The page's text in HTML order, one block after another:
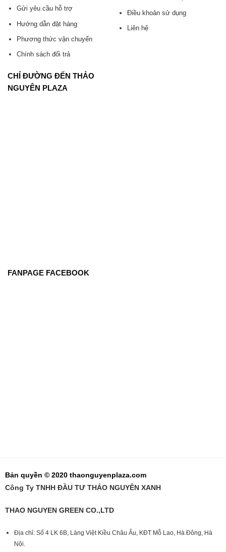
Gửi yêu cầu hỗ trợ
Hướng dẫn đặt hàng
Phương thức vận chuyển
Chính sách đổi trả
Điều khoản sử dụng
Liên hệ
CHỈ ĐƯỜNG ĐẾN THẢO
NGUYÊN PLAZA
FANPAGE FACEBOOK
Bản quyền © 2020 thaonguyenplaza.com
Công Ty TNHH ĐẦU TƯ THẢO NGUYÊN XANH
THAO NGUYEN GREEN CO.,LTD
Địa chỉ: Số 4 LK 6B, Làng Việt Kiều Châu Âu, KĐT Mỗ Lao, Hà Đông, Hà
Nội.